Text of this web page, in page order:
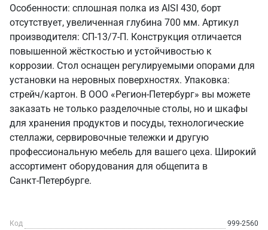
Особенности: сплошная полка из AISI 430, борт
отсутствует, увеличенная глубина 700 мм. Артикул
производителя: СП-13/7-П. Конструкция отличается
повышенной жёсткостью и устойчивостью к
коррозии. Стол оснащен регулируемыми опорами для
установки на неровных поверхностях. Упаковка:
стрейч/картон. В ООО «Регион-Петербург» вы можете
заказать не только разделочные столы, но и шкафы
для хранения продуктов и посуды, технологические
стеллажи, сервировочные тележки и другую
профессиональную мебель для вашего цеха. Широкий
ассортимент оборудования для общепита в
Санкт‑Петербурге.
Код
999-2560